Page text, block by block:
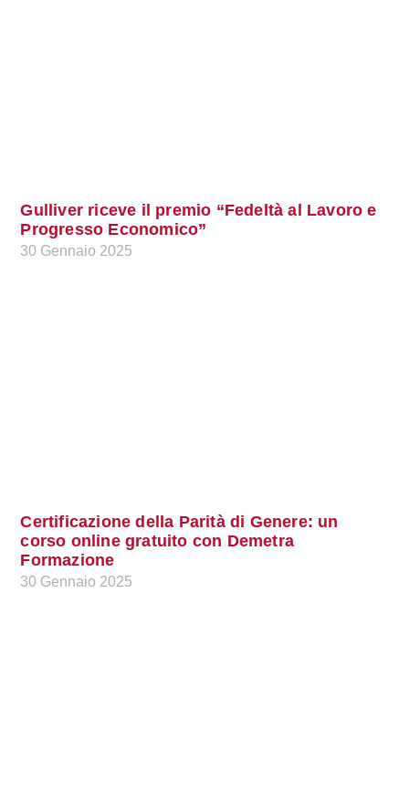
Gulliver riceve il premio “Fedeltà al Lavoro e
Progresso Economico”
30 Gennaio 2025
Certificazione della Parità di Genere: un
corso online gratuito con Demetra
Formazione
30 Gennaio 2025